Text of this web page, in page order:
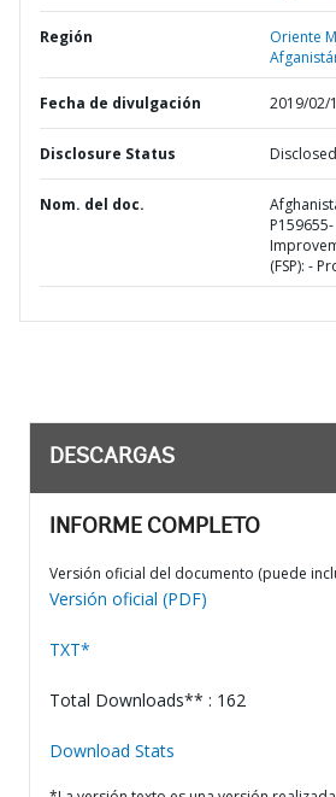
Región
Oriente
Fecha de divulgación 2019/02/
Disclosure Status Disclosed
Nom. del doc.
(FSP): -
DESCARGAS
INFORME COMPLETO
Versión oficial del documento (puede
Versión oficial (PDF)
TXT*
Total Downloads** : 162
Download Stats